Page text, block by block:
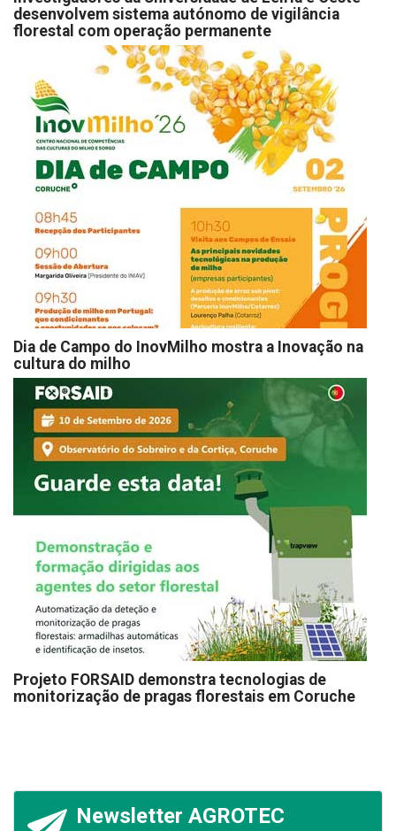
desenvolvem sistema autónomo de vigilância
florestal com operação permanente
Dia de Campo do InovMilho mostra a Inovação na
cultura do milho
Projeto FORSAID demonstra tecnologias de
monitorização de pragas florestais em Coruche
Newsletter AGROTEC